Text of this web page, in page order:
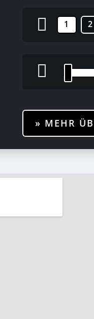
1 2
» MEHR